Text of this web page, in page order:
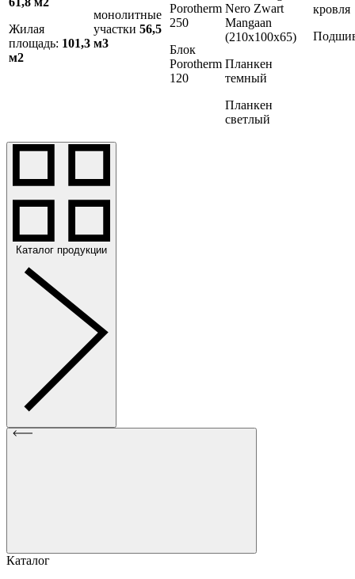
Жилая
площадь: 101,3
м2
монолитные
участки 56,5
м3
Porotherm
250
Блок
Porotherm
120
Nero Zwart
Mangaan
(210х100х65)
Планкен
темный
Планкен
светлый
кровля
Каталог продукции
Каталог